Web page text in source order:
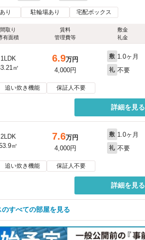
り 駐輪場あり 宅配ボックス
間取り
有面積
賃料
管理費等
敷金
礼金
1LDK
㎡
6.9万円
4,000円
敷 1.0ヶ月
礼 不要
追い炊き機能 保証人不要
詳細を見る
2LDK
㎡
7.6万円
4,000円
敷 1.0ヶ月
礼 不要
追い炊き機能 保証人不要
詳細を見る
のすべての部屋を見る